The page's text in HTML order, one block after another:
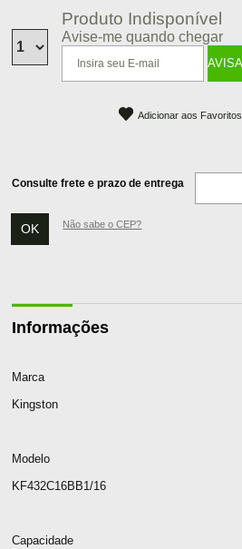
Produto Indisponível
Avise-me quando chegar
Adicionar aos Favoritos
Consulte frete e prazo de entrega
Não sabe o CEP?
Informações
Marca
Kingston
Modelo
KF432C16BB1/16
Capacidade